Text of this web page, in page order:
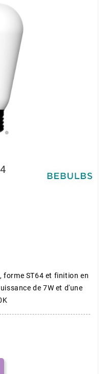
forme ST64 et finition en
de 7W et d'une